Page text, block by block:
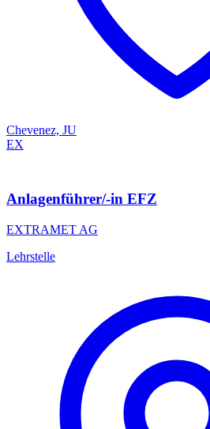
Chevenez, JU
EX
Anlagenführer/-in EFZ
EXTRAMET AG
Lehrstelle